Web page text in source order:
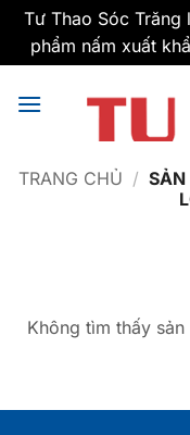
Tư Thao Sóc
phẩm nấm xuất
qua
TRANG CHỦ / SẢN
Không tìm thấy